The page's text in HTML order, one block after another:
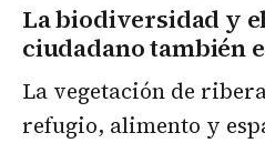
La biodiversidad y
ciudadano también
La vegetación de
refugio, alimento y